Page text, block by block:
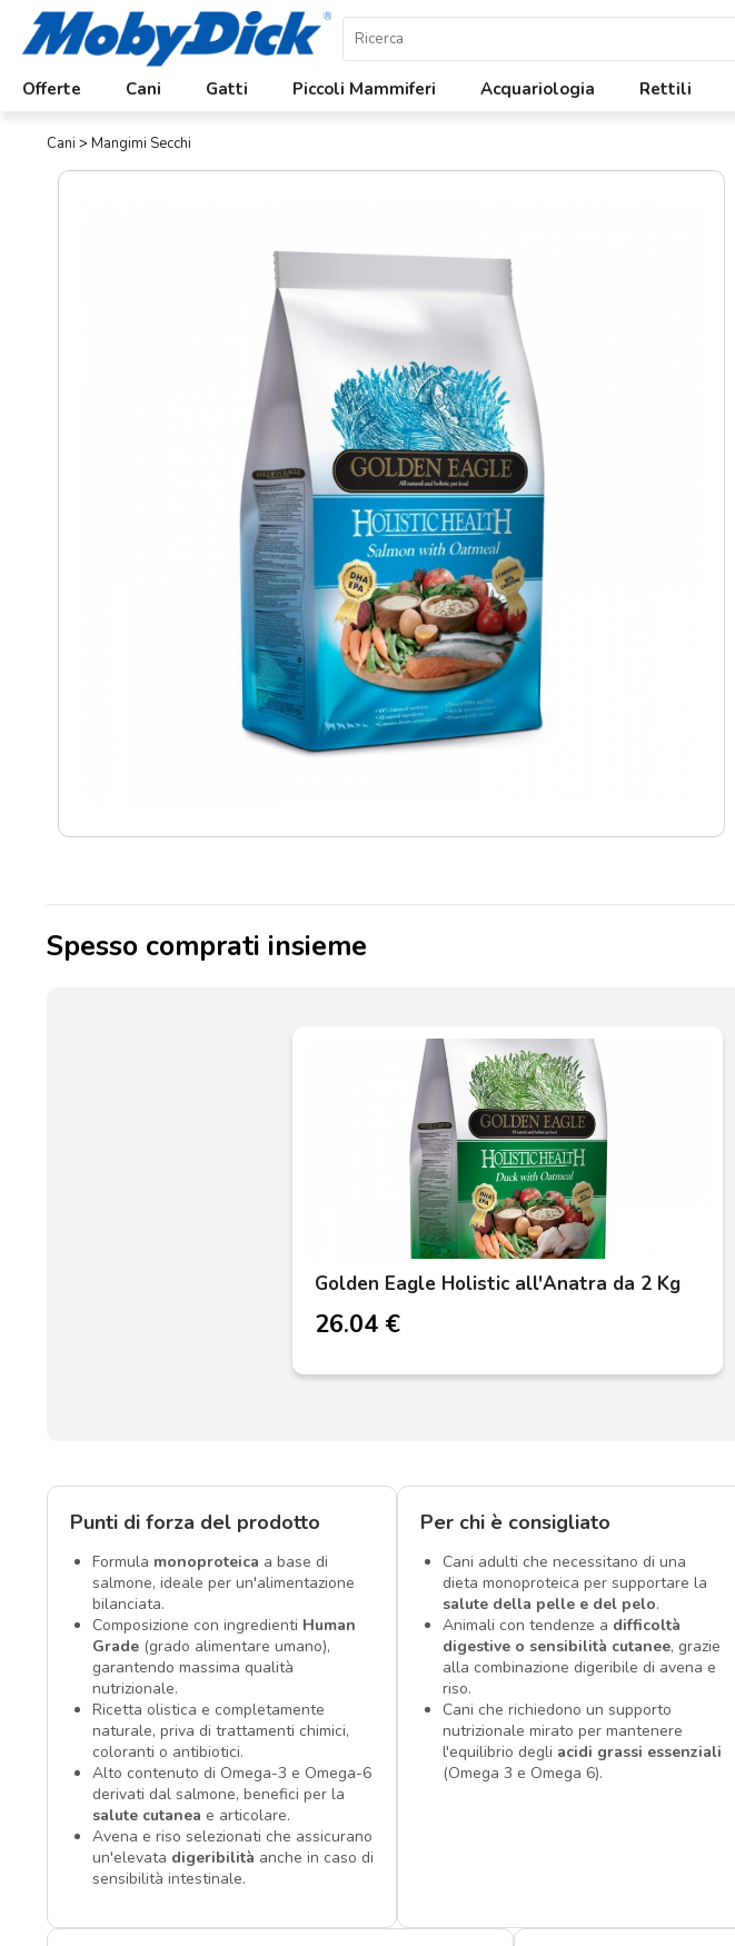
Offerte Cani Gatti Piccoli Mammiferi Acquariologia Rettili
Home
Cani
Cani > Mangimi Secchi
Spesso comprati insieme
Golden Eagle Holistic all'Anatra da 2 Kg
26.04 €
Punti di forza del prodotto
Formula monoproteica a base di
salmone, ideale per un'alimentazione
bilanciata.
Composizione con ingredienti Human
Grade (grado alimentare umano),
garantendo massima qualità
nutrizionale.
Ricetta olistica e completamente
naturale, priva di trattamenti chimici,
coloranti o antibiotici.
Alto contenuto di Omega-3 e Omega-6
derivati dal salmone, benefici per la
salute cutanea e articolare.
Avena e riso selezionati che assicurano
un'elevata digeribilità anche in caso di
sensibilità intestinale.
Per chi è consigliato
Cani adulti che necessitano di una
dieta monoproteica per supportare la
salute della pelle e del pelo.
Animali con tendenze a difficoltà
digestive o sensibilità cutanee, grazie
alla combinazione digeribile di avena e
riso.
Cani che richiedono un supporto
nutrizionale mirato per mantenere
l'equilibrio degli acidi grassi essenziali
(Omega 3 e Omega 6).